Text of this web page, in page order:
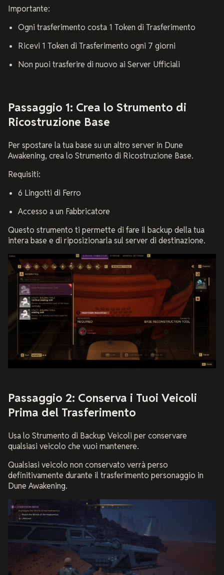
Importante:
Ogni trasferimento costa 1 Token di Trasferimento
Ricevi 1 Token di Trasferimento ogni 7 giorni
Non puoi trasferire di nuovo ai Server Ufficiali
Passaggio 1: Crea lo Strumento di
Ricostruzione Base
Per spostare la tua base su un altro server in Dune
Awakening, crea lo Strumento di Ricostruzione Base.
Requisiti:
6 Lingotti di Ferro
Accesso a un Fabbricatore
Questo strumento ti permette di fare il backup della tua
intera base e di riposizionarla sul server di destinazione.
Passaggio 2: Conserva i Tuoi Veicoli
Prima del Trasferimento
Usa lo Strumento di Backup Veicoli per conservare
qualsiasi veicolo che vuoi mantenere.
Qualsiasi veicolo non conservato verrà perso
definitivamente durante il trasferimento personaggio in
Dune Awakening.